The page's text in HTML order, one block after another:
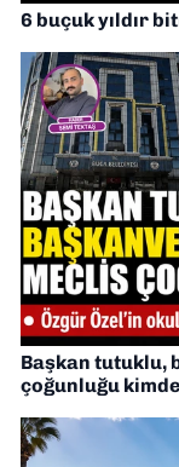
6 buçuk yıldır
Başkan tutuklu,
çoğunluğu